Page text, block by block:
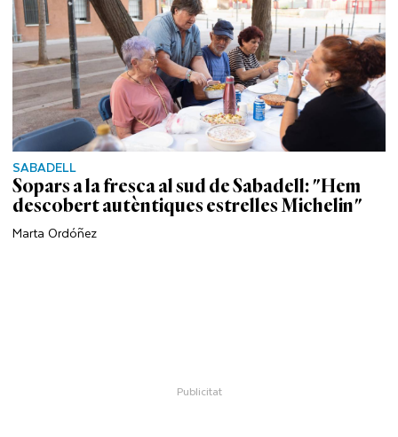
SABADELL
Sopars a la fresca al sud de Sabadell: "Hem
descobert autèntiques estrelles Michelin"
Marta Ordóñez